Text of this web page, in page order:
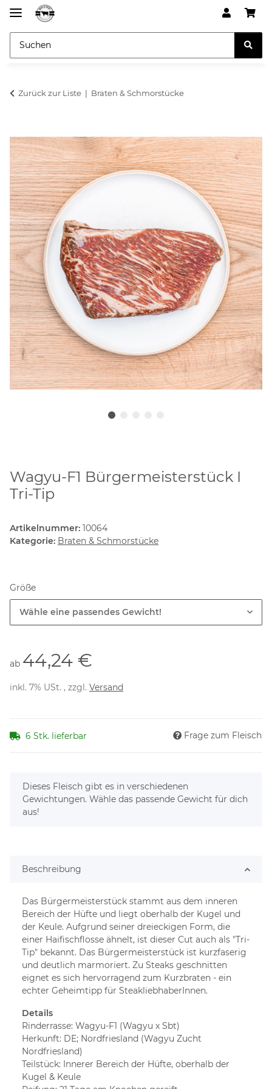
Zurück zur Liste Braten & Schmorstücke
Wagyu-F1 Bürgermeisterstück I
Tri-Tip
Artikelnummer: 10064
Kategorie: Braten & Schmorstücke
Größe
Wähle eine passendes Gewicht!
ab 44,24 €
inkl. 7% USt. , zzgl. Versand
6 Stk. lieferbar Frage zum Fleisch
x
Dieses Fleisch gibt es in verschiedenen
Gewichtungen. Wähle das passende Gewicht für dich
aus!
Beschreibung
Das Bürgermeisterstück stammt aus dem inneren
Bereich der Hüfte und liegt oberhalb der Kugel und
der Keule. Aufgrund seiner dreieckigen Form, die
einer Haifischflosse ähnelt, ist dieser Cut auch als "Tri-
Tip" bekannt. Das Bürgermeisterstück ist kurzfaserig
und deutlich marmoriert. Zu Steaks geschnitten
eignet es sich hervorragend zum Kurzbraten - ein
echter Geheimtipp für SteakliebhaberInnen.
Details
Rinderrasse: Wagyu-F1 (Wagyu x Sbt)
Herkunft: DE; Nordfriesland (Wagyu Zucht
Nordfriesland)
Teilstück: Innerer Bereich der Hüfte, oberhalb der
Kugel & Keule